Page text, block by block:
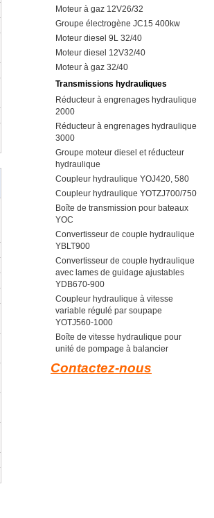
Moteur à gaz 12V26/32
Groupe électrogène JC15 400kw
Moteur diesel 9L 32/40
Moteur diesel 12V32/40
Moteur à gaz 32/40
Transmissions hydrauliques
Réducteur à engrenages hydraulique
2000
Réducteur à engrenages hydraulique
3000
Groupe moteur diesel et réducteur
hydraulique
Coupleur hydraulique YOJ420, 580
Coupleur hydraulique YOTZJ700/750
Boîte de transmission pour bateaux
YOC
Convertisseur de couple hydraulique
YBLT900
Convertisseur de couple hydraulique
avec lames de guidage ajustables
YDB670-900
Coupleur hydraulique à vitesse
variable régulé par soupape
YOTJ560-1000
Boîte de vitesse hydraulique pour
unité de pompage à balancier
Contactez-nous